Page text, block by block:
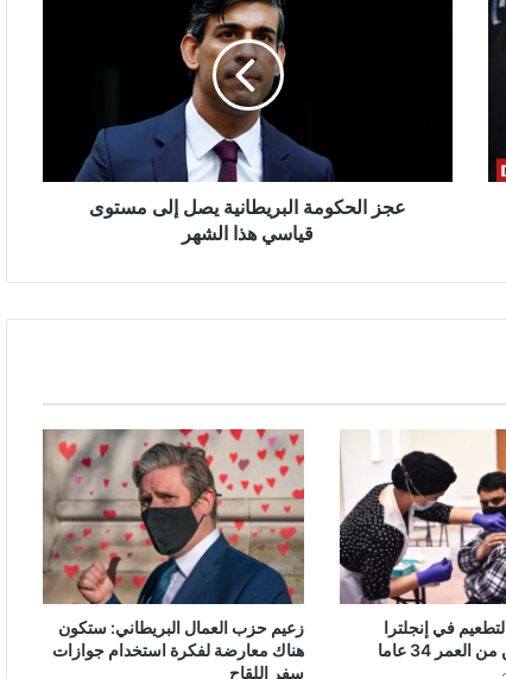
الشهر
عجز الحكومة البريطانية يصل إلى مستوى
قياسي هذا الشهر
في إنجلترا
34 عاما
زعيم حزب العمال البريطاني: ستكون
هناك معارضة لفكرة استخدام جوازات
سفر اللقاح